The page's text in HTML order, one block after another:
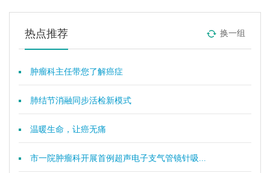
热点推荐 换一组
肿瘤科主任带您了解癌症
肺结节消融同步活检新模式
温暖生命，让癌无痛
市一院肿瘤科开展首例超声电子支气管镜针吸...